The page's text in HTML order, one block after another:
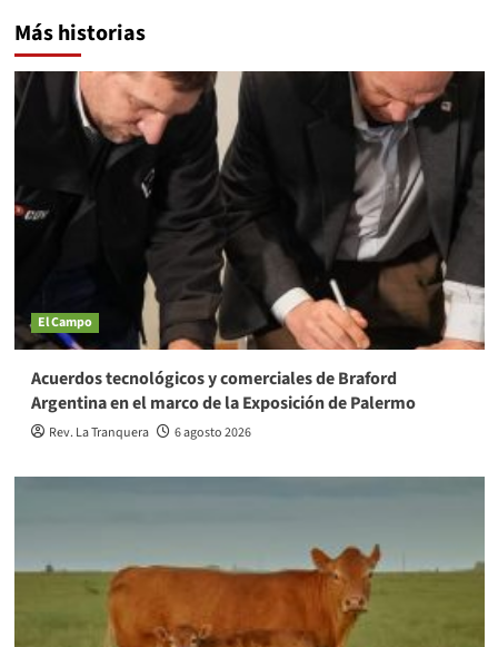
Más historias
El Campo
Acuerdos tecnológicos y comerciales de Braford
Argentina en el marco de la Exposición de Palermo
Rev. La Tranquera 6 agosto 2026